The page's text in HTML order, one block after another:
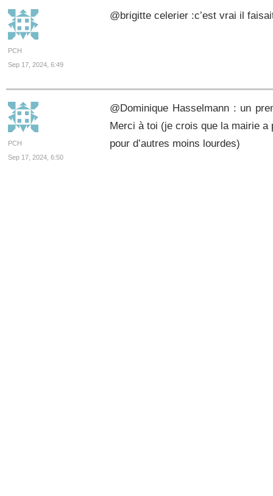
PCH
Sep 17, 2024, 6:49
@brigitte celerier :c’est vrai il
PCH
Sep 17, 2024, 6:50
@Dominique Hasselmann : un
Merci à toi (je crois que la mairie
pour d’autres moins lourdes)